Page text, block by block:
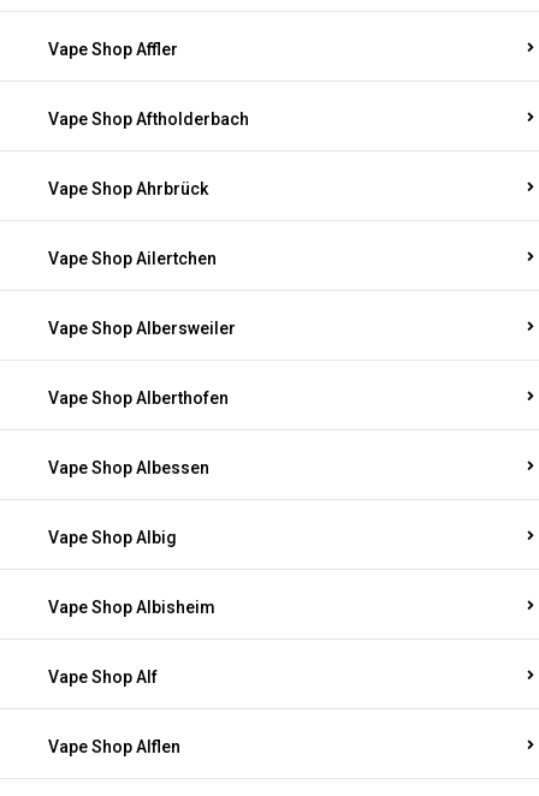
Vape Shop Affler
Vape Shop Aftholderbach
Vape Shop Ahrbrück
Vape Shop Ailertchen
Vape Shop Albersweiler
Vape Shop Alberthofen
Vape Shop Albessen
Vape Shop Albig
Vape Shop Albisheim
Vape Shop Alf
Vape Shop Alflen